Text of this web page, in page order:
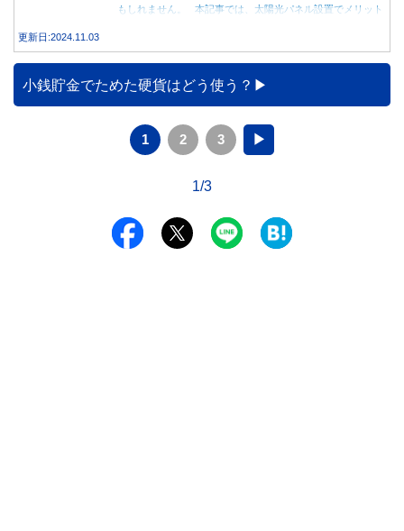
もしれません。 本記事では、太陽光パネル設置でメリット
更新日:2024.11.03
小銭貯金でためた硬貨はどう使う？
1 2 3 ▶
1/3